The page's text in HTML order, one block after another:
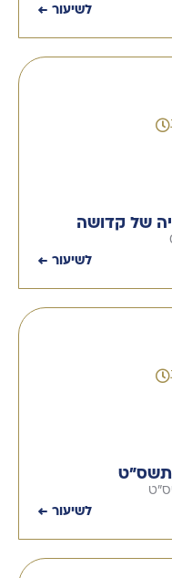
לשיעור ←
לשיעור ←
תשס"ט
לשיעור ←